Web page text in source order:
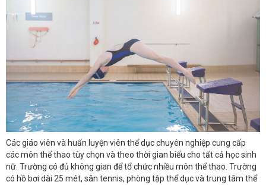
Các giáo viên và huấn luyện viên thể dục chuyên nghiệp cung cấp
các môn thể thao tùy chọn và theo thời gian biểu cho tất cả học sinh
nữ. Trường có đủ không gian để tổ chức nhiều môn thể thao. Trường
có hồ bơi dài 25 mét, sân tennis, phòng tập thể dục và trung tâm thể